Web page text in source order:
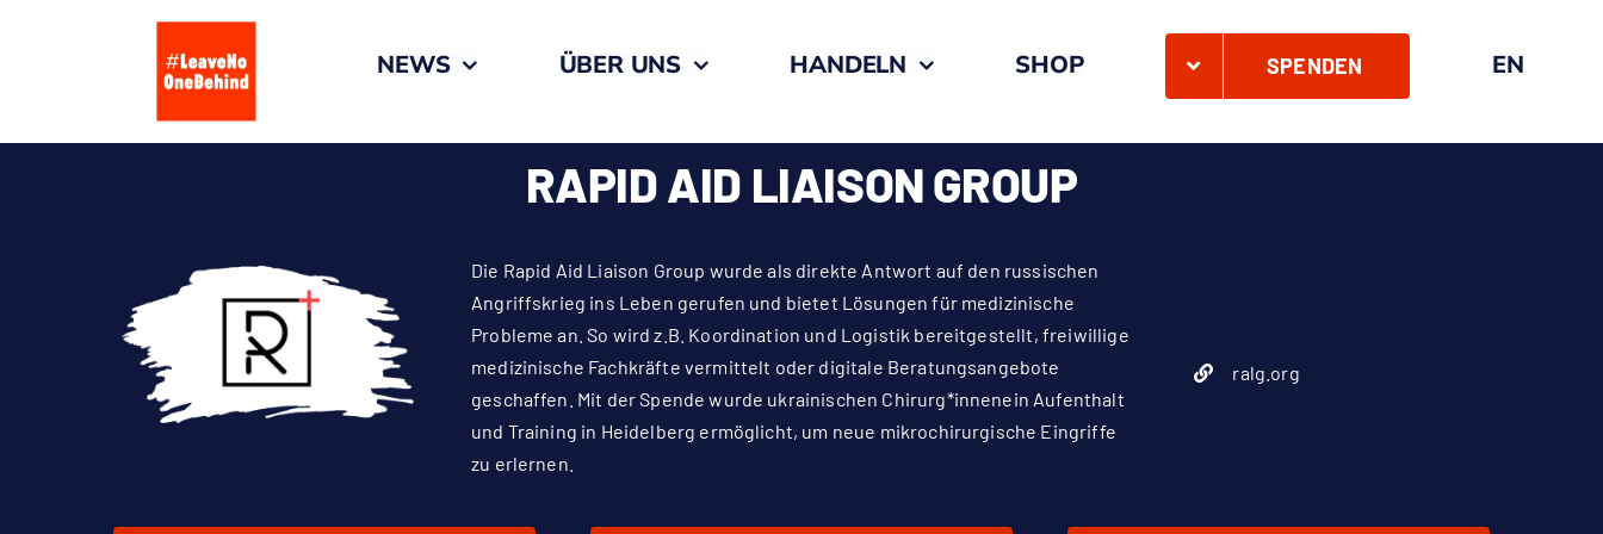
NEWS ÜBER UNS HANDELN SHOP SPENDEN EN
RAPID AID LIAISON GROUP
Die Rapid Aid Liaison Group wurde als direkte Antwort auf den russischen
Angriffskrieg ins Leben gerufen und bietet Lösungen für medizinische
Probleme an. So wird z.B. Koordination und Logistik bereitgestellt, freiwillige
medizinische Fachkräfte vermittelt oder digitale Beratungsangebote
geschaffen. Mit der Spende wurde ukrainischen Chirurg*innenein Aufenthalt
und Training in Heidelberg ermöglicht, um neue mikrochirurgische Eingriffe
zu erlernen.
ralg.org